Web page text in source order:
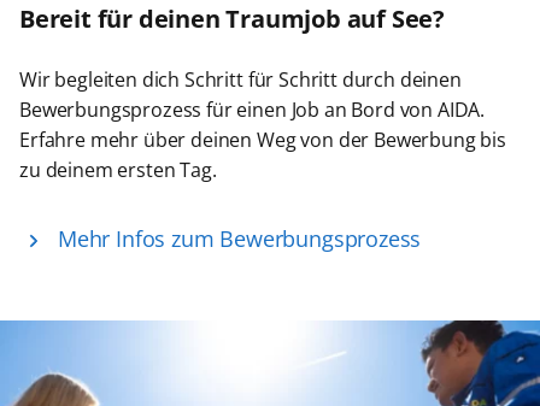
Bereit für deinen Traumjob auf See?
Wir begleiten dich Schritt für Schritt durch deinen
Bewerbungsprozess für einen Job an Bord von AIDA.
Erfahre mehr über deinen Weg von der Bewerbung bis
zu deinem ersten Tag.
Mehr Infos zum Bewerbungsprozess